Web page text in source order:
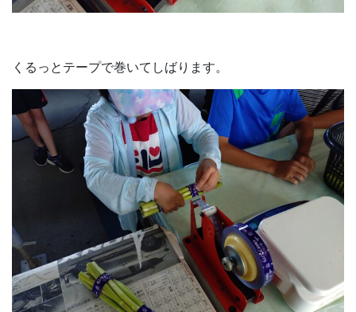
くるっとテープで巻いてしばります。